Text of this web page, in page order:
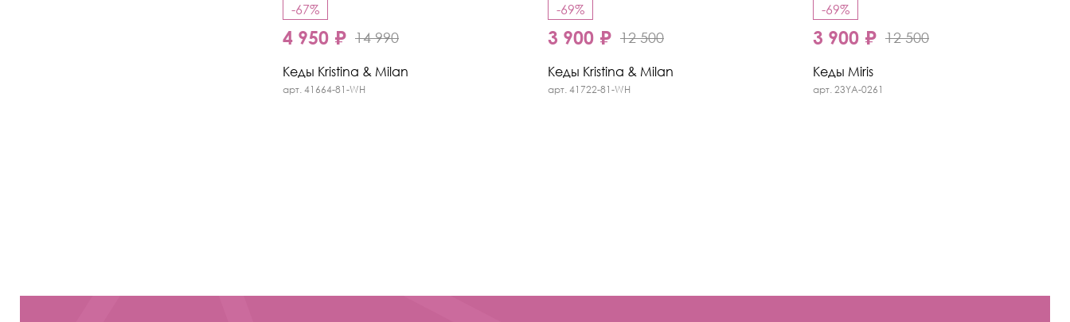
-67%
4 950 ₽ 14 990
Кеды Kristina & Milan
арт. 41664-81-WH
-69%
3 900 ₽ 12 500
Кеды Kristina & Milan
арт. 41722-81-WH
-69%
3 900 ₽ 12 500
Кеды Miris
арт. 23YA-0261